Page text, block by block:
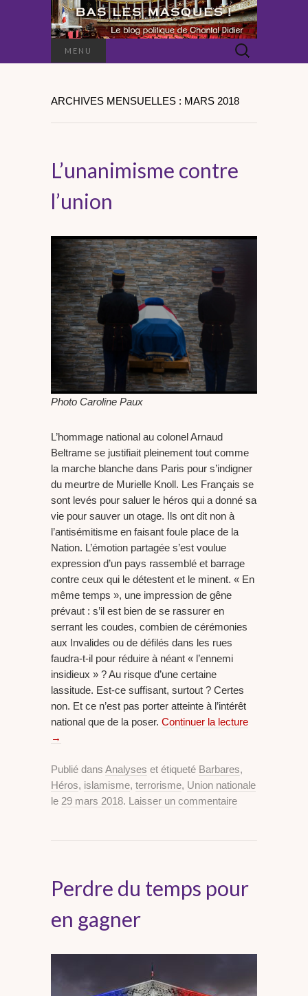
MENU Rechercher :
ARCHIVES MENSUELLES : MARS 2018
L’unanimisme contre
l’union
Photo Caroline Paux
L’hommage national au colonel Arnaud
Beltrame se justifiait pleinement tout comme
la marche blanche dans Paris pour s’indigner
du meurtre de Murielle Knoll. Les Français se
sont levés pour saluer le héros qui a donné sa
vie pour sauver un otage. Ils ont dit non à
l’antisémitisme en faisant foule place de la
Nation. L’émotion partagée s’est voulue
expression d’un pays rassemblé et barrage
contre ceux qui le détestent et le minent. « En
même temps », une impression de gêne
prévaut : s’il est bien de se rassurer en
serrant les coudes, combien de cérémonies
aux Invalides ou de défilés dans les rues
faudra-t-il pour réduire à néant « l’ennemi
insidieux » ? Au risque d’une certaine
lassitude. Est-ce suffisant, surtout ? Certes
non. Et ce n’est pas porter atteinte à l’intérêt
national que de la poser. Continuer la lecture
→
Publié dans Analyses et étiqueté Barbares,
Héros, islamisme, terrorisme, Union nationale
le 29 mars 2018. Laisser un commentaire
Perdre du temps pour
en gagner